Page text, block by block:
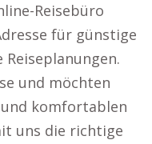
Reisebüro
für günstige
und möchten
komfortablen
uns die richtige